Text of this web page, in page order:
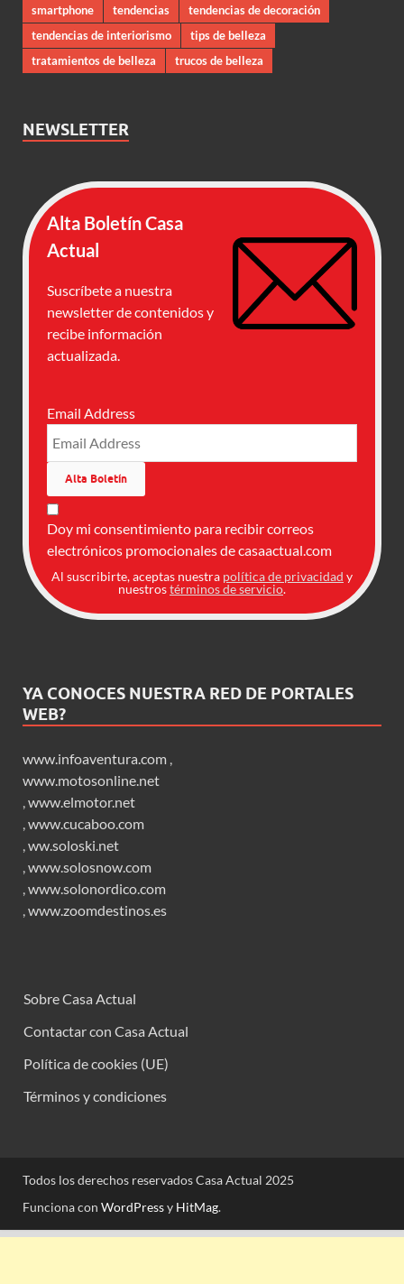
smartphone tendencias
tendencias de decoración
tendencias de interiorismo
tips de belleza
tratamientos de belleza
trucos de belleza
NEWSLETTER
Alta Boletín Casa
Actual
Suscríbete a nuestra
newsletter de contenidos y
recibe información
actualizada.
Email Address
Doy mi consentimiento para recibir correos
electrónicos promocionales de casaactual.com
Al suscribirte, aceptas nuestra política de privacidad y
nuestrostérminos de servicio.
YA CONOCES NUESTRA RED DE PORTALES
WEB?
www.infoaventura.com ,
www.motosonline.net
,www.elmotor.net
,www.cucaboo.com
,ww.soloski.net
,www.solosnow.com
,www.solonordico.com
,www.zoomdestinos.es
Sobre Casa Actual
Contactar con Casa Actual
Política de cookies (UE)
Términos y condiciones
Todos los derechos reservados Casa Actual 2025
Funciona con WordPressy HitMag.